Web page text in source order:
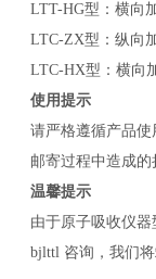
LTT-HG型：横向
LTC-ZX型：纵向
LTC-HX型：横向
使用提示
请严格遵循产品
邮寄过程中造成
温馨提示
由于原子吸收仪
bjlttl 咨询，我们